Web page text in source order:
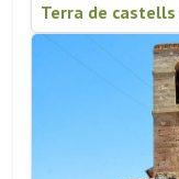
Terra de castells